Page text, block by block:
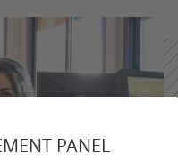
PANEL